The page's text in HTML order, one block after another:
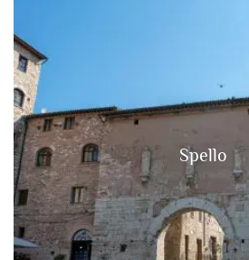
Spello